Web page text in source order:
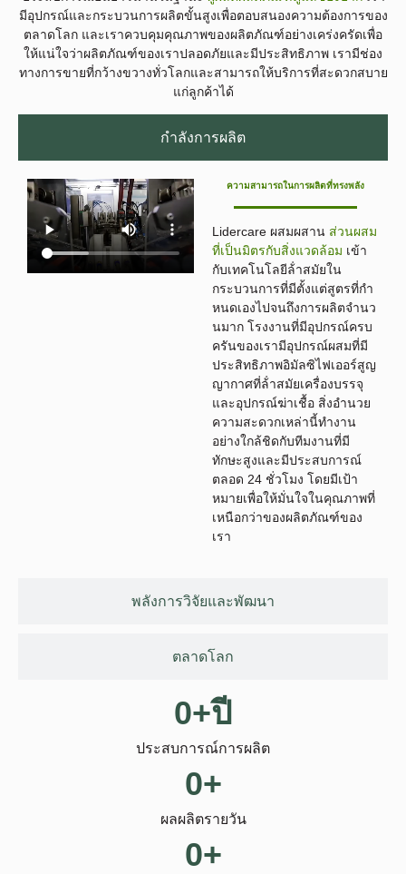
มีอุปกรณ์และกระบวนการผลิตขั้นสูงเพื่อตอบสนองความต้องการของ
ตลาดโลก และเราควบคุมคุณภาพของผลิตภัณฑ์อย่างเคร่งครัดเพื่อ
ให้แน่ใจว่าผลิตภัณฑ์ของเราปลอดภัยและมีประสิทธิภาพ เรามีช่อง
ทางการขายที่กว้างขวางทั่วโลกและสามารถให้บริการที่สะดวกสบาย
แก่ลูกค้าได้
กําลังการผลิต
พลังการวิจัยและพัฒนา
ตลาดโลก
ความสามารถในการผลิตที่ทรงพลัง
Lidercare ผสมผสาน ส่วนผสม
ที่เป็นมิตรกับสิ่งแวดล้อม เข้า
กับเทคโนโลยีล้ําสมัยใน
กระบวนการที่มีตั้งแต่สูตรที่กํา
หนดเองไปจนถึงการผลิตจํานว
นมาก โรงงานที่มีอุปกรณ์ครบ
ครันของเรามีอุปกรณ์ผสมที่มี
ประสิทธิภาพอิมัลซิไฟเออร์สูญ
ญากาศที่ล้ําสมัยเครื่องบรรจุ
และอุปกรณ์ฆ่าเชื้อ สิ่งอํานวย
ความสะดวกเหล่านี้ทํางาน
อย่างใกล้ชิดกับทีมงานที่มี
ทักษะสูงและมีประสบการณ์
ตลอด 24 ชั่วโมง โดยมีเป้า
หมายเพื่อให้มั่นใจในคุณภาพที่
เหนือกว่าของผลิตภัณฑ์ของ
เรา
ประสบการณ์การผลิต
0+ปี
ผลผลิตรายวัน
0+
0+